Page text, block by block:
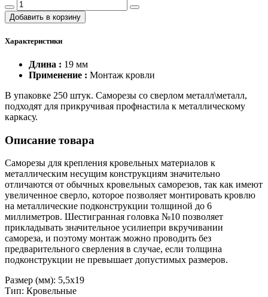
Добавить в корзину
Характеристики
Длина : 19 мм
Применение : Монтаж кровли
В упаковке 250 штук. Саморезы со сверлом металл\металл,
подходят для прикручивая профнастила к металлическому
каркасу.
Описание товара
Саморезы для крепления кровельных материалов к
металлическим несущим конструкциям значительно
отличаются от обычных кровельных саморезов, так как имеют
увеличенное сверло, которое позволяет монтировать кровлю
на металлические подконструкции толщиной до 6
миллиметров. Шестигранная головка №10 позволяет
прикладывать значительное усилиепри вкручивании
самореза, и поэтому монтаж можно проводить без
предварительного сверления в случае, если толщина
подконструкции не превышает допустимых размеров.
Размер (мм): 5,5х19
Тип: Кровельные